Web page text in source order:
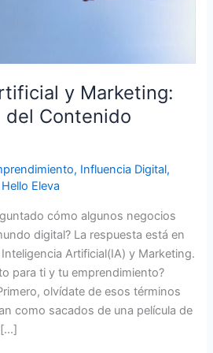
y Marketing:
del Contenido
, Influencia Digital,
Hello Eleva
cómo algunos negocios
digital? La respuesta está en
Artificial(IA) y Marketing.
para ti y tu emprendimiento?
olvídate de esos términos
como sacados de una película de
[…]